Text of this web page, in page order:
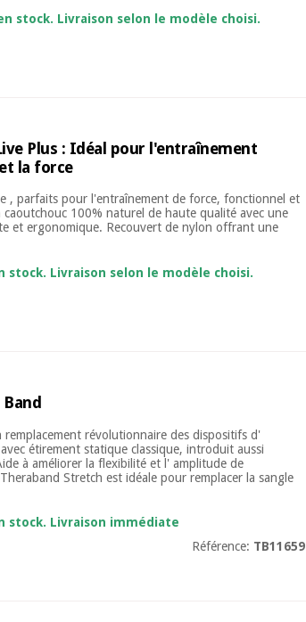
stock. Livraison selon le modèle choisi.
Plus : Idéal pour l'entraînement
la force
, parfaits pour l'entraînement de force, fonctionnel et
100% naturel de haute qualité avec une
et ergonomique. Recouvert de nylon offrant une
stock. Livraison selon le modèle choisi.
révolutionnaire des dispositifs d'
étirement statique classique, introduit aussi
à améliorer la flexibilité et l' amplitude de
Stretch est idéale pour remplacer la sangle
stock. Livraison immédiate
Référence: TB11659